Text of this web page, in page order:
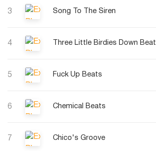
3 Song To The Siren
4 Three Little Birdies Down Beat
5 Fuck Up Beats
6 Chemical Beats
7 Chico's Groove